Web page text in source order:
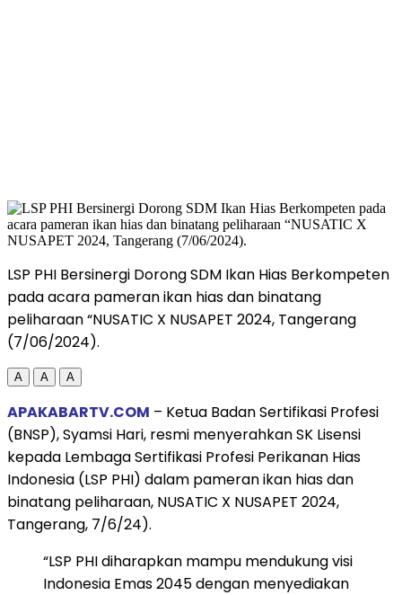
LSP PHI Bersinergi Dorong SDM Ikan Hias Berkompeten
pada acara pameran ikan hias dan binatang
peliharaan “NUSATIC X NUSAPET 2024, Tangerang
(7/06/2024).
A A A
APAKABARTV.COM – Ketua Badan Sertifikasi Profesi
(BNSP), Syamsi Hari, resmi menyerahkan SK Lisensi
kepada Lembaga Sertifikasi Profesi Perikanan Hias
Indonesia (LSP PHI) dalam pameran ikan hias dan
binatang peliharaan, NUSATIC X NUSAPET 2024,
Tangerang, 7/6/24).
“LSP PHI diharapkan mampu mendukung visi
Indonesia Emas 2045 dengan menyediakan